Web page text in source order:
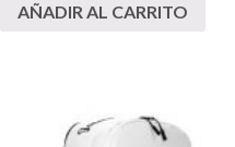
AÑADIR AL CARRITO